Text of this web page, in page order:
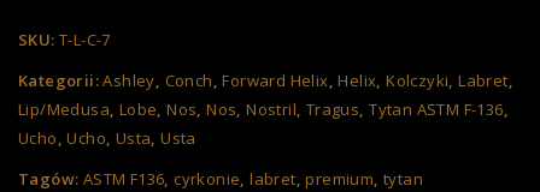
SKU: T-L-C-7
Kategorii:Ashley, Conch, Forward Helix, Helix, Kolczyki, Labret,
Lip/Medusa, Lobe, Nos, Nos, Nostril, Tragus,Tytan ASTM F-136,
Ucho, Ucho, Usta, Usta
Tagów: ASTM F136, cyrkonie, labret, premium,tytan